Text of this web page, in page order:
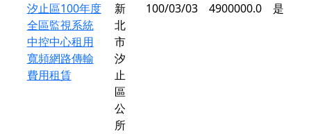
汐止區100年度
全區監視系統
中控中心租用
寬頻網路傳輸
費用租賃
新
北
市
汐
止
區
公
所
100/03/03 4900000.0 是